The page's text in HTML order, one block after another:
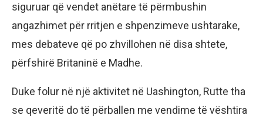
siguruar që vendet anëtare të përmbushin
angazhimet për rritjen e shpenzimeve ushtarake,
mes debateve që po zhvillohen në disa shtete,
përfshirë Britaninë e Madhe.
Duke folur në një aktivitet në Uashington, Rutte tha
se qeveritë do të përballen me vendime të vështira